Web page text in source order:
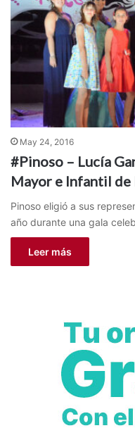
May 24, 2016
#Pinoso – Lucía
Mayor e Infantil de
Pinoso eligió a sus
año durante una gala
Leer más